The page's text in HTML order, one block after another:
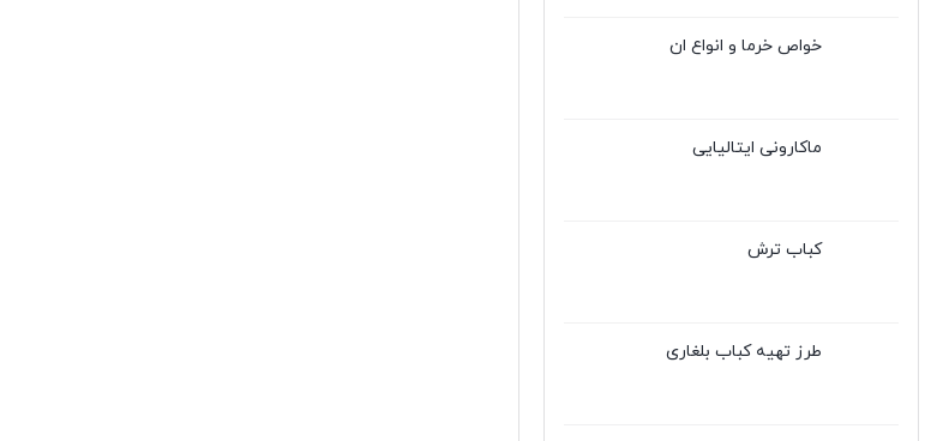
خواص خرما و انواع ان
ماکارونی ایتالیایی
کباب ترش
طرز تهیه کباب بلغاری